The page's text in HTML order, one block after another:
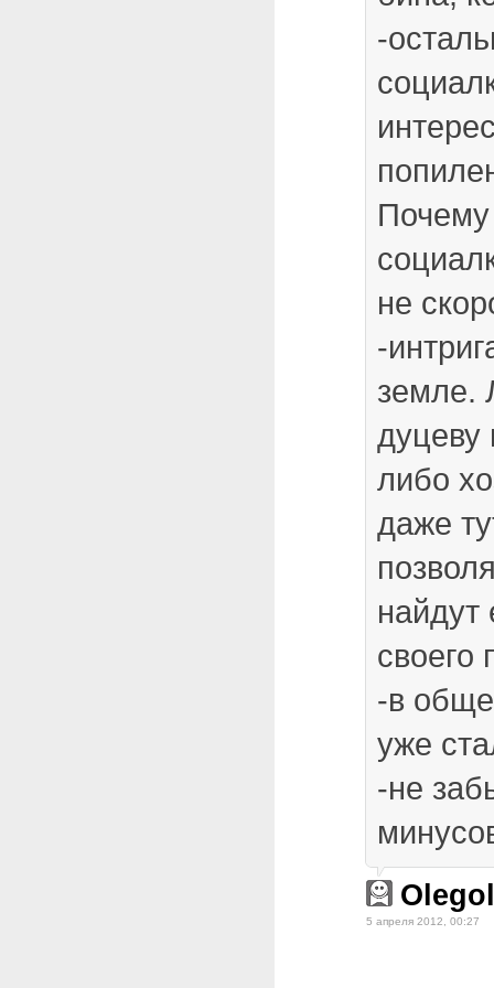
-
не
-
земле.
дуцеву
либо
даже
найдут
своего
-в
уже
-не
5 апреля 2012, 00:27